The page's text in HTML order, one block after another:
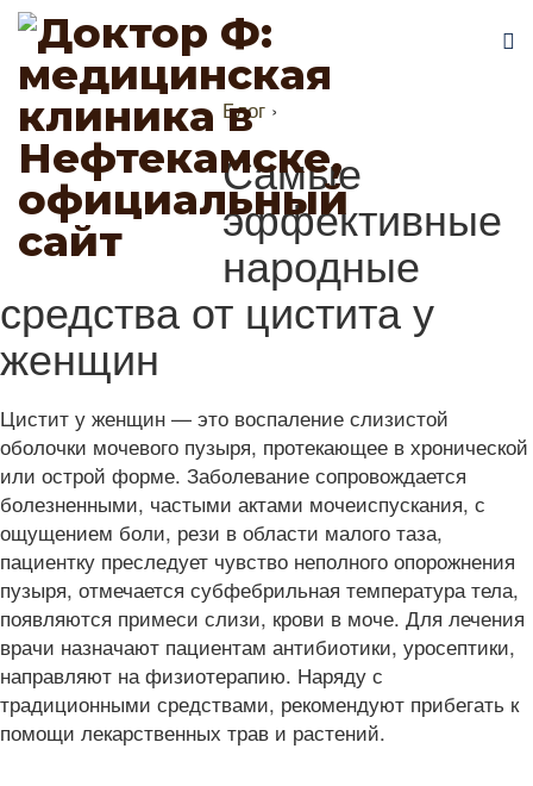
Блог ›
Самые
эффективные
народные
средства от цистита у
женщин
Цистит у женщин — это воспаление слизистой
оболочки мочевого пузыря, протекающее в хронической
или острой форме. Заболевание сопровождается
болезненными, частыми актами мочеиспускания, с
ощущением боли, рези в области малого таза,
пациентку преследует чувство неполного опорожнения
пузыря, отмечается субфебрильная температура тела,
появляются примеси слизи, крови в моче. Для лечения
врачи назначают пациентам антибиотики, уросептики,
направляют на физиотерапию. Наряду с
традиционными средствами, рекомендуют прибегать к
помощи лекарственных трав и растений.